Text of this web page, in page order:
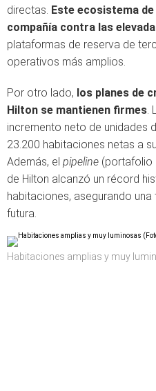
directas. Este ecosistema
compañía contra las
plataformas de reserva de
operativos más amplios.
Por otro lado, los planes de
Hilton se mantienen firmes.
incremento neto de unidades
23.200 habitaciones netas a
Además, el pipeline (portafolio
de Hilton alcanzó un récord
habitaciones, asegurando
futura.
Habitaciones amplias y muy